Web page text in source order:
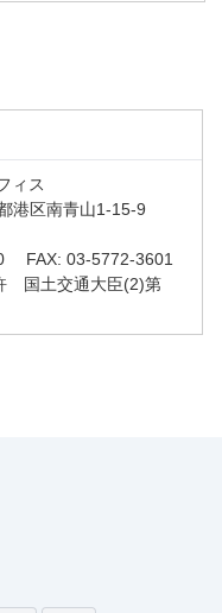
ィス
港区南青山1-15-9
FAX: 03-5772-3601
国土交通大臣(2)第